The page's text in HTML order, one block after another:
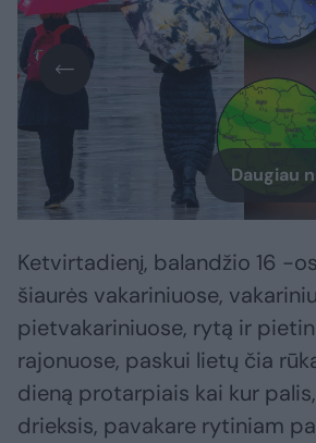
Daugiau
Ketvirtadienį, balandžio 16 -
šiaurės vakariniuose,
pietvakariniuose, rytą ir
rajonuose, paskui lietų čia
dieną protarpiais kai kur
drieksis, pavakare rytiniam